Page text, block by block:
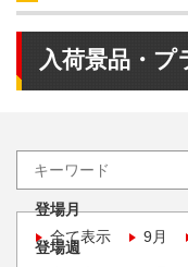
入荷景品・プ
登場月
全て表示
9月
登場週